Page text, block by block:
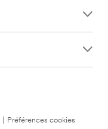
Préférences cookies